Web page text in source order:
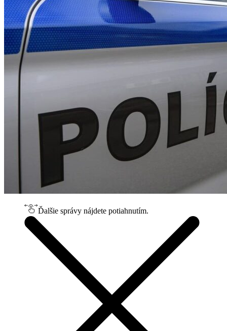
Ďalšie správy nájdete potiahnutím.